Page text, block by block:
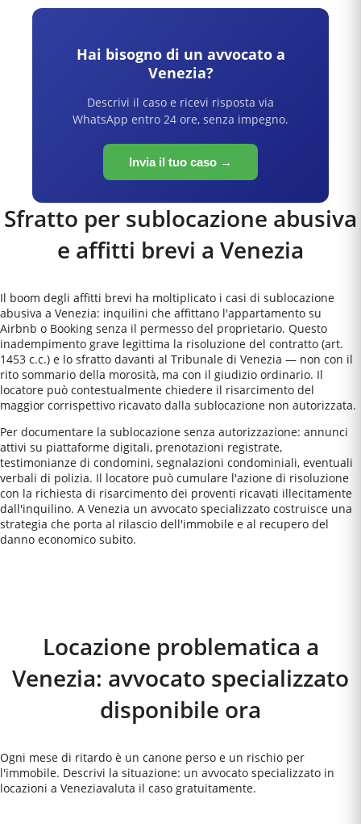
Hai bisogno di un avvocato a
Venezia?
Descrivi il caso e ricevi risposta via
WhatsApp entro 24 ore, senza impegno.
Invia il tuo caso →
Sfratto per sublocazione abusiva
e affitti brevi a Venezia
Il boom degli affitti brevi ha moltiplicato i casi di sublocazione
abusiva a Venezia: inquilini che affittano l'appartamento su
Airbnb o Booking senza il permesso del proprietario. Questo
inadempimento grave legittima la risoluzione del contratto (art.
1453 c.c.) e lo sfratto davanti al Tribunale di Venezia — non con il
rito sommario della morosità, ma con il giudizio ordinario. Il
locatore può contestualmente chiedere il risarcimento del
maggior corrispettivo ricavato dalla sublocazione non autorizzata.
Per documentare la sublocazione senza autorizzazione: annunci
attivi su piattaforme digitali, prenotazioni registrate,
testimonianze di condomini, segnalazioni condominiali, eventuali
verbali di polizia. Il locatore può cumulare l'azione di risoluzione
con la richiesta di risarcimento dei proventi ricavati illecitamente
dall'inquilino. A Venezia un avvocato specializzato costruisce una
strategia che porta al rilascio dell'immobile e al recupero del
danno economico subito.
Locazione problematica a
Venezia: avvocato specializzato
disponibile ora
Ogni mese di ritardo è un canone perso e un rischio per
l'immobile. Descrivi la situazione: un avvocato specializzato in
locazioni a Veneziavaluta il caso gratuitamente.